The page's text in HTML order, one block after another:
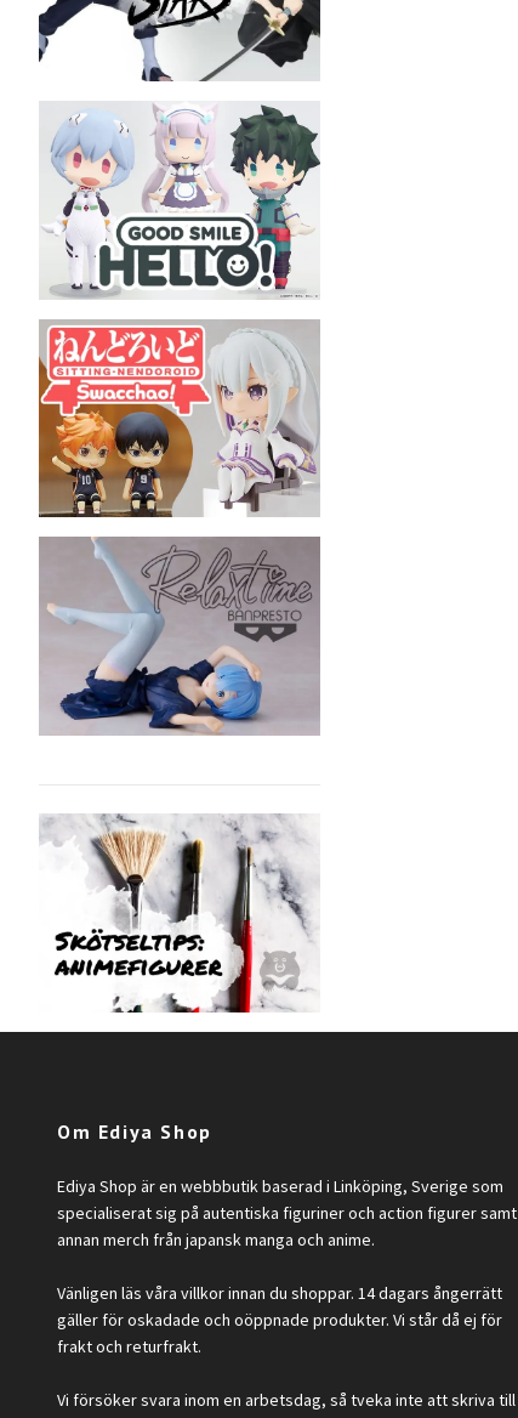
Om Ediya Shop
Ediya Shop är en webbbutik baserad i Linköping, Sverige som
specialiserat sig på autentiska figuriner och action figurer samt
annan merch från japansk manga och anime.
Vänligen läs våra villkor innan du shoppar. 14 dagars ångerrätt
gäller för oskadade och oöppnade produkter. Vi står då ej för
frakt och returfrakt.
Vi försöker svara inom en arbetsdag, så tveka inte att skriva till